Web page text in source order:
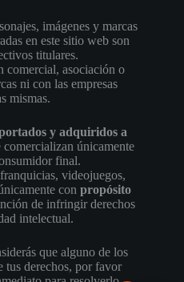
imágenes y marcas
en este sitio web son
titulares.
comercial, asociación o
ni con las empresas
mismas.
y adquiridos a
comercializan únicamente
final.
videojuegos,
conpropósito
de infringir derechos
intelectual.
que alguno de los
tus derechos, por favor